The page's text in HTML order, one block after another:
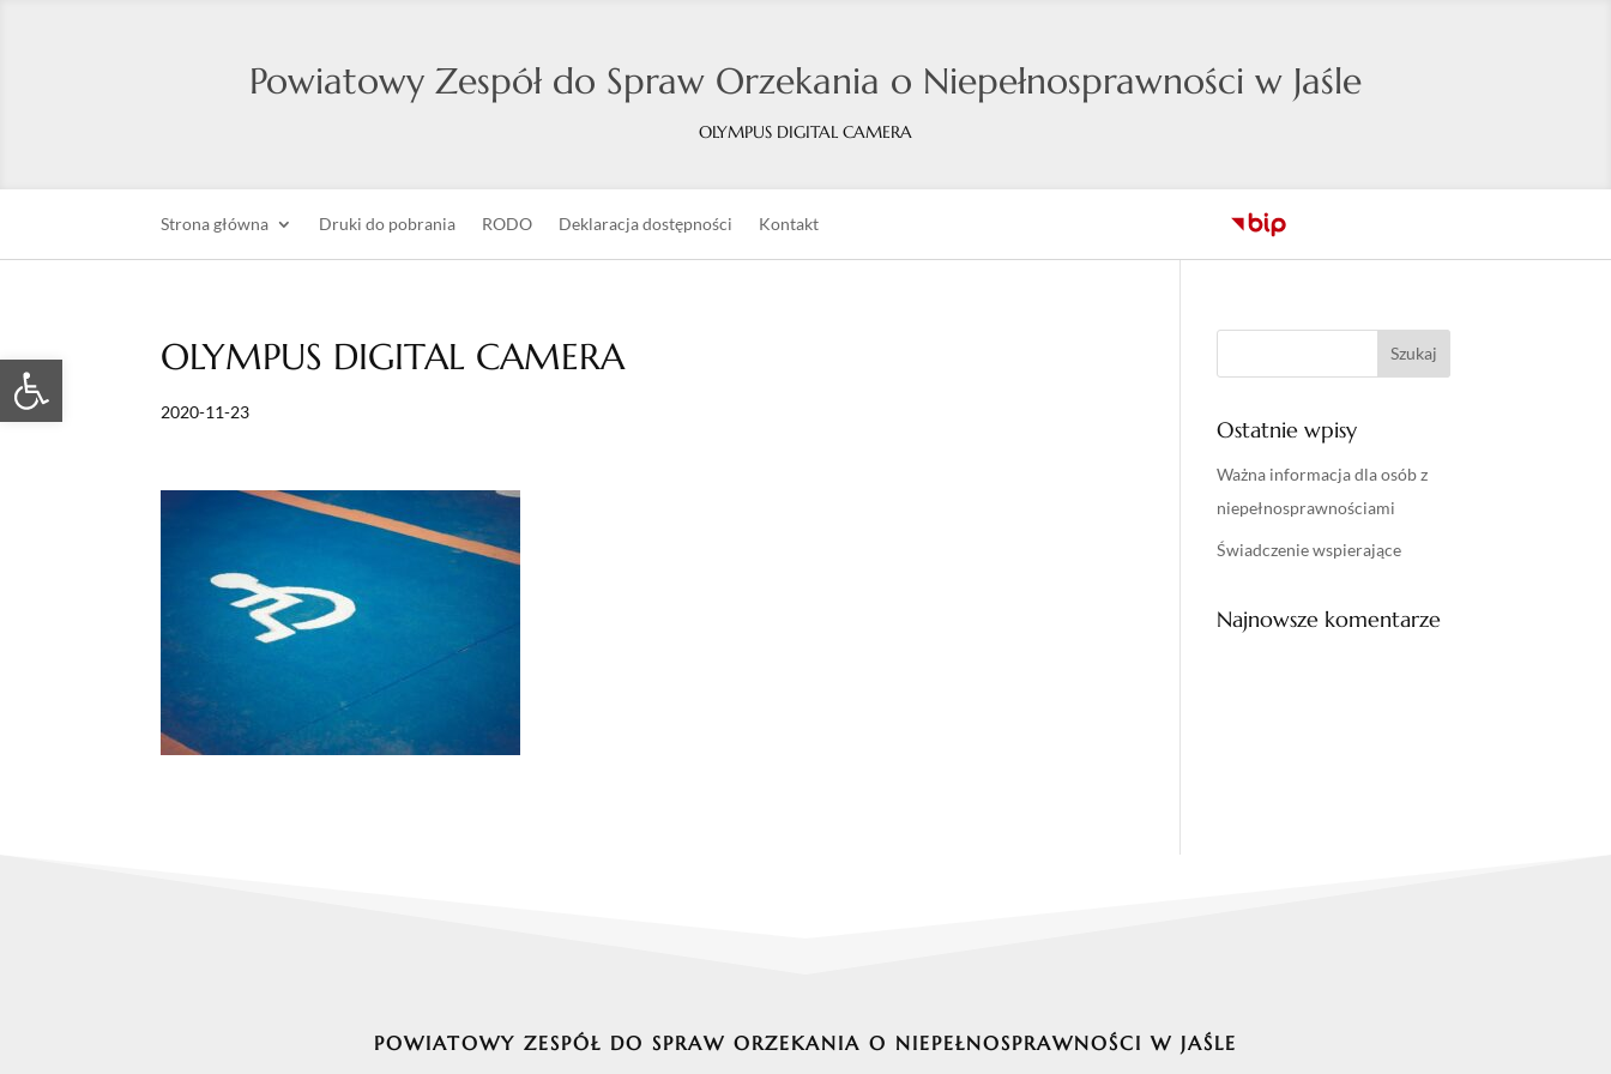
Otwórz pasek narzędzi
Powiatowy Zespół do Spraw Orzekania o Niepełnosprawności w Jaśle
OLYMPUS DIGITAL CAMERA
Strona główna Druki do pobrania RODO Deklaracja dostępności Kontakt
OLYMPUS DIGITAL CAMERA
2020-11-23
Ostatnie wpisy
Ważna informacja dla osób z
niepełnosprawnościami
Świadczenie wspierające
Najnowsze komentarze
POWIATOWY ZESPÓŁ DO SPRAW ORZEKANIA O NIEPEŁNOSPRAWNOŚCI W JAŚLE